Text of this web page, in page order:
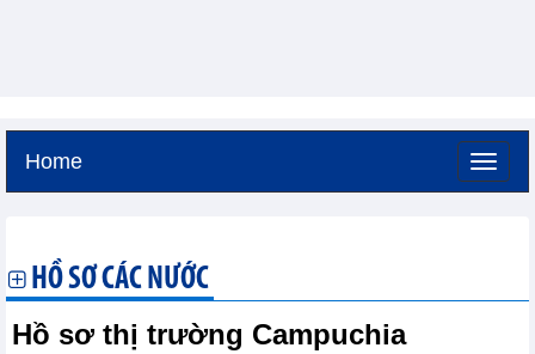
Home
HỒ SƠ CÁC NƯỚC
Hồ sơ thị trường Campuchia